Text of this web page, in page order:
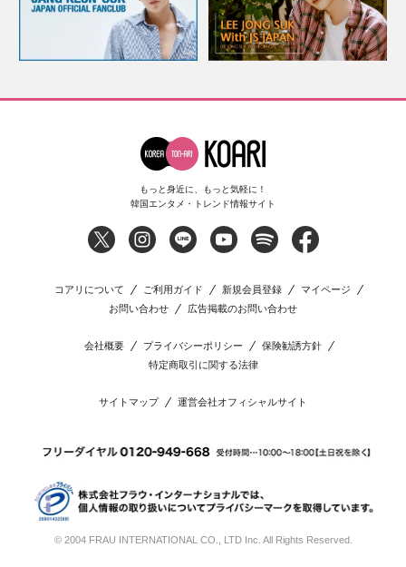
もっと身近に、もっと気軽に！
韓国エンタメ・トレンド情報サイト
コアリについて ご利用ガイド 新規会員登録
マイページ
お問い合わせ
広告掲載のお問い合わせ
会社概要 プライバシーポリシー
保険勧誘方針
特定商取引に関する法律
サイトマップ 運営会社オフィシャルサイト
© 2004 FRAU INTERNATIONAL CO., LTD Inc. All Rights Reserved.